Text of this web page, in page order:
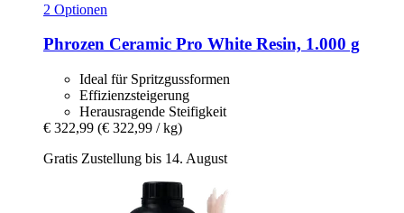
2 Optionen
Phrozen Ceramic Pro White Resin, 1.000 g
Ideal für Spritzgussformen
Effizienzsteigerung
Herausragende Steifigkeit
€ 322,99 (€ 322,99 / kg)
Gratis Zustellung bis 14. August